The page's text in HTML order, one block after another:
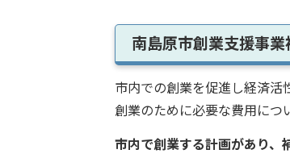
南島原市創業支援事業
市内での創業を促進し経済活
創業のために必要な費用につ
市内で創業する計画があり、